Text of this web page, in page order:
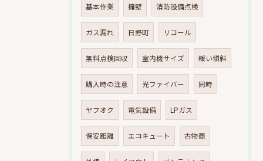
基本作業 擁壁 消防設備点検
ガス漏れ 日野町 リコール
無料点検回収 室内機サイズ 緩い傾斜
購入時の注意 光ファイバー 同時
ヤフオク 電気設備 LPガス
保安距離 エコキュート 古物商